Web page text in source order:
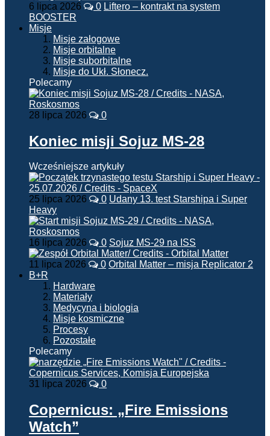
6 lipca 2026 0 Liftero – kontrakt na system
BOOSTER
Misje
Misje załogowe
Misje orbitalne
Misje suborbitalne
Misje do Ukł. Słonecz.
Polecamy
28 lipca 2026 0
Koniec misji Sojuz MS-28
Wcześniejsze artykuły
25 lipca 2026 0 Udany 13. test Starshipa i Super
Heavy
16 lipca 2026 0 Sojuz MS-29 na ISS
11 lipca 2026 0 Orbital Matter – misja Replicator 2
B+R
Hardware
Materiały
Medycyna i biologia
Misje kosmiczne
Procesy
Pozostałe
Polecamy
31 lipca 2026 0
Copernicus: „Fire Emissions
Watch”